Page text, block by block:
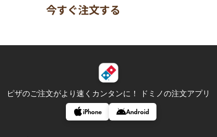
今すぐ注文する
ピザのご注文がより速くカンタンに！ ドミノの注文アプリ
iPhone Android